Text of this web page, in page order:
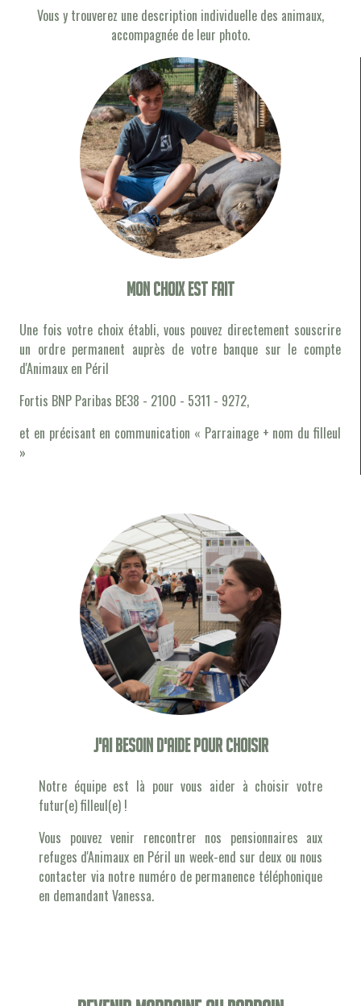
Vous y trouverez une description individuelle des animaux,
accompagnée de leur photo.
Mon choix est fait
Une fois votre choix établi, vous pouvez directement souscrire
un ordre permanent auprès de votre banque sur le compte
d'Animaux en Péril
Fortis BNP Paribas BE38 - 2100 - 5311 - 9272,
et en précisant en communication « Parrainage + nom du filleul
»
J'ai besoin d'aide pour choisir
Notre équipe est là pour vous aider à choisir votre
futur(e) filleul(e) !
Vous pouvez venir rencontrer nos pensionnaires aux
refuges d'Animaux en Péril un week-end sur deux ou nous
contacter via notre numéro de permanence téléphonique
en demandant Vanessa.